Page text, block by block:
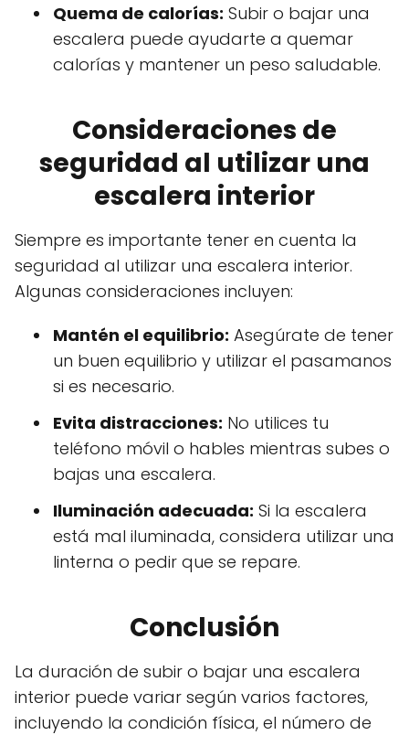
Quema de calorías: Subir o bajar una
escalera puede ayudarte a quemar
calorías y mantener un peso saludable.
Consideraciones de
seguridad al utilizar una
escalera interior
Siempre es importante tener en cuenta la
seguridad al utilizar una escalera interior.
Algunas consideraciones incluyen:
Mantén el equilibrio: Asegúrate de tener
un buen equilibrio y utilizar el pasamanos
si es necesario.
Evita distracciones: No utilices tu
teléfono móvil o hables mientras subes o
bajas una escalera.
Iluminación adecuada: Si la escalera
está mal iluminada, considera utilizar una
linterna o pedir que se repare.
Conclusión
La duración de subir o bajar una escalera
interior puede variar según varios factores,
incluyendo la condición física, el número de